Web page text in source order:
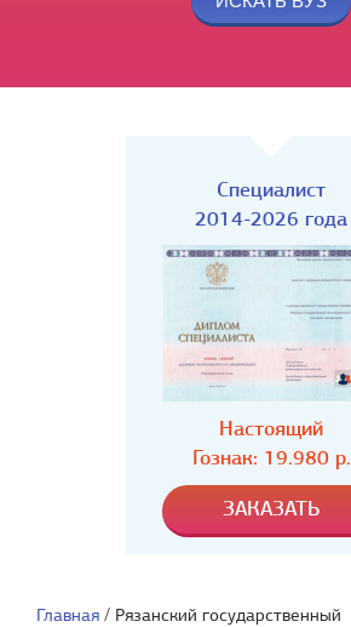
Специалист
2014-2026 года
Настоящий
Гознак: 19.980 р.
Главная / Рязанский государственный